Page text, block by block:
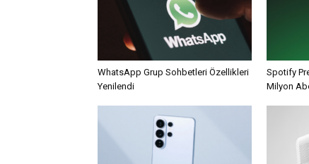
WhatsApp Grup Sohbetleri Özellikleri
Yenilendi
Spotify
Milyon